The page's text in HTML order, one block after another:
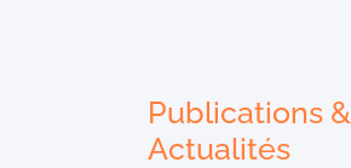
Publications &
Actualités